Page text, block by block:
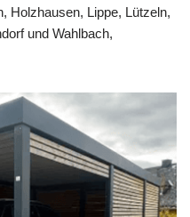
Holzhausen, Lippe, Lützeln,
und Wahlbach,